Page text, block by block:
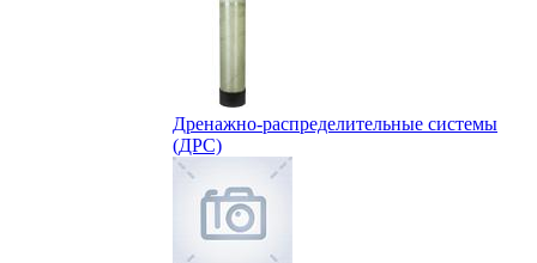
Дренажно-распределительные системы
(ДРС)